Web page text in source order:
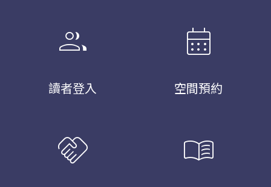
group
讀者登入
calendar_month
空間預約
handshake menu_book